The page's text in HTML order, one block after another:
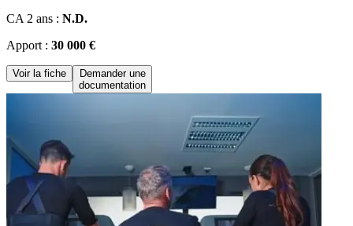
CA 2 ans : N.D.
Apport : 30 000 €
Voir la fiche
Demander une
documentation